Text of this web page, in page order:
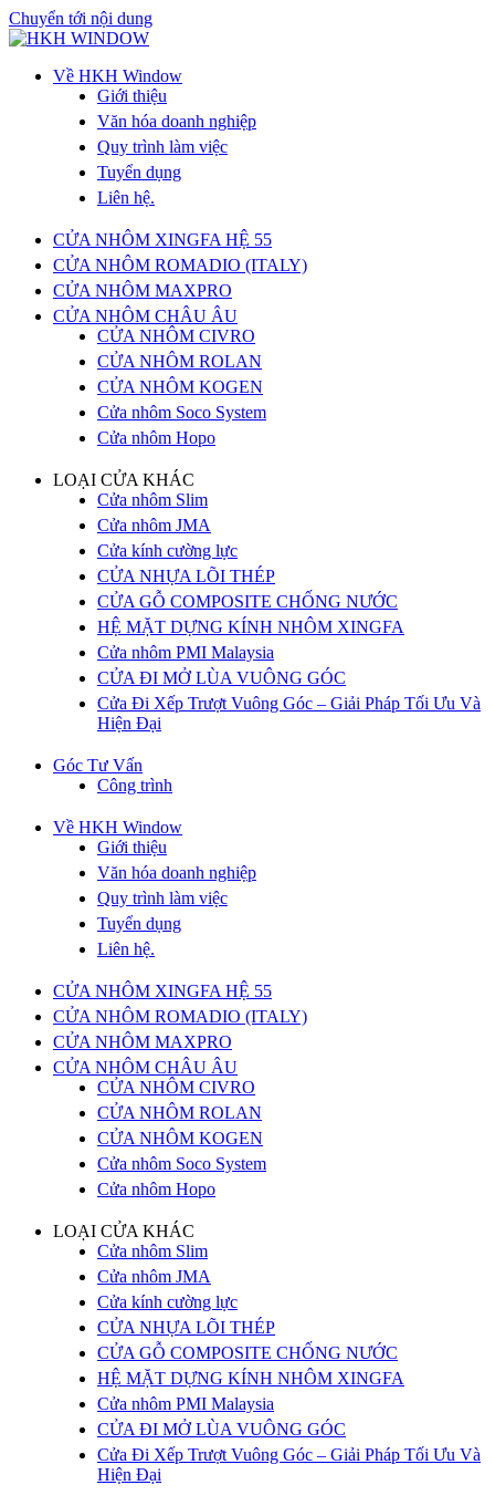
Chuyển tới nội dung
Về HKH Window
Giới thiệu
Văn hóa doanh nghiệp
Quy trình làm việc
Tuyển dụng
Liên hệ.
CỬA NHÔM XINGFA HỆ 55
CỬA NHÔM ROMADIO (ITALY)
CỬA NHÔM MAXPRO
CỬA NHÔM CHÂU ÂU
CỬA NHÔM CIVRO
CỬA NHÔM ROLAN
CỬA NHÔM KOGEN
Cửa nhôm Soco System
Cửa nhôm Hopo
LOẠI CỬA KHÁC
Cửa nhôm Slim
Cửa nhôm JMA
Cửa kính cường lực
CỬA NHỰA LÕI THÉP
CỬA GỖ COMPOSITE CHỐNG NƯỚC
HỆ MẶT DỰNG KÍNH NHÔM XINGFA
Cửa nhôm PMI Malaysia
CỬA ĐI MỞ LÙA VUÔNG GÓC
Cửa Đi Xếp Trượt Vuông Góc – Giải Pháp Tối Ưu Và
Hiện Đại
Góc Tư Vấn
Công trình
Về HKH Window
Giới thiệu
Văn hóa doanh nghiệp
Quy trình làm việc
Tuyển dụng
Liên hệ.
CỬA NHÔM XINGFA HỆ 55
CỬA NHÔM ROMADIO (ITALY)
CỬA NHÔM MAXPRO
CỬA NHÔM CHÂU ÂU
CỬA NHÔM CIVRO
CỬA NHÔM ROLAN
CỬA NHÔM KOGEN
Cửa nhôm Soco System
Cửa nhôm Hopo
LOẠI CỬA KHÁC
Cửa nhôm Slim
Cửa nhôm JMA
Cửa kính cường lực
CỬA NHỰA LÕI THÉP
CỬA GỖ COMPOSITE CHỐNG NƯỚC
HỆ MẶT DỰNG KÍNH NHÔM XINGFA
Cửa nhôm PMI Malaysia
CỬA ĐI MỞ LÙA VUÔNG GÓC
Cửa Đi Xếp Trượt Vuông Góc – Giải Pháp Tối Ưu Và
Hiện Đại